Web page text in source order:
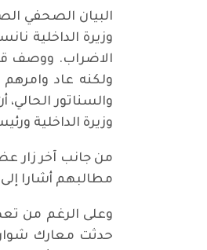
وزيرة الداخلية
الاضراب. ووصف
ولكنه عاد
والسناتور
وزيرة الداخلية
من جانب آخر زار
مطالبهم أشارا
وعلى الرغم من
حدثت معارك